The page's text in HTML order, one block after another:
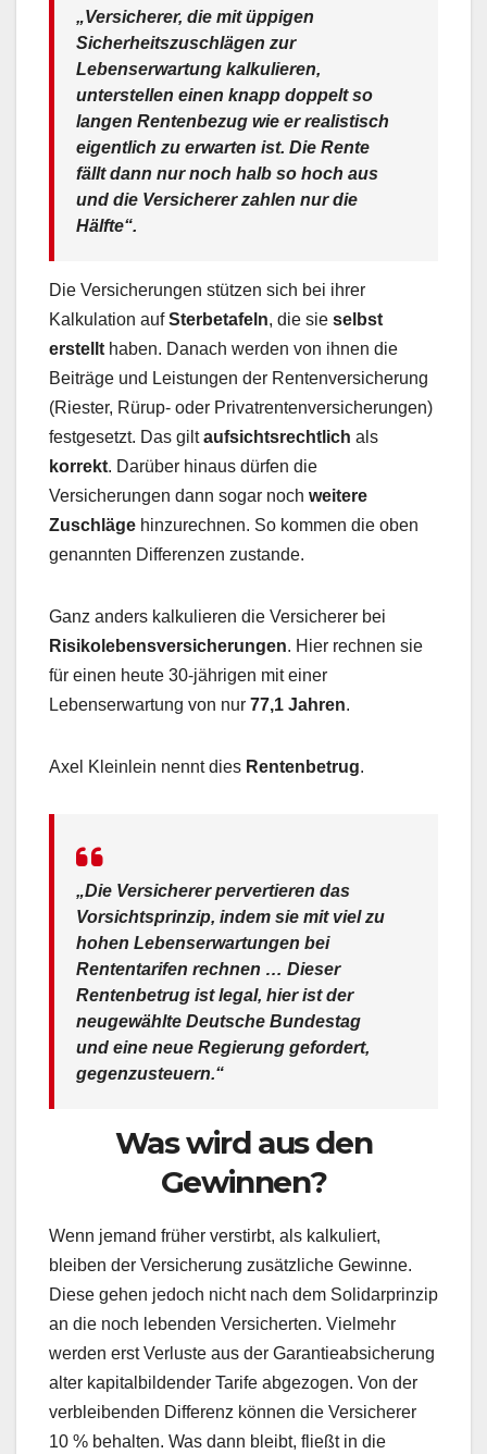
„Versicherer, die mit üppigen
Sicherheitszuschlägen zur
Lebenserwartung kalkulieren,
unterstellen einen knapp doppelt so
langen Rentenbezug wie er realistisch
eigentlich zu erwarten ist. Die Rente
fällt dann nur noch halb so hoch aus
und die Versicherer zahlen nur die
Hälfte“.
Die Versicherungen stützen sich bei ihrer
Kalkulation aufSterbetafeln, die sie selbst
erstellt haben. Danach werden von ihnen die
Beiträge und Leistungen der Rentenversicherung
(Riester, Rürup- oder Privatrentenversicherungen)
festgesetzt. Das giltaufsichtsrechtlich als
korrekt. Darüber hinaus dürfen die
Versicherungen dann sogar noch weitere
Zuschläge hinzurechnen. So kommen die oben
genannten Differenzen zustande.
Ganz anders kalkulieren die Versicherer bei
Risikolebensversicherungen. Hier rechnen sie
für einen heute 30-jährigen mit einer
Lebenserwartung von nur 77,1 Jahren.
Axel Kleinlein nennt dies Rentenbetrug.
„Die Versicherer pervertieren das
Vorsichtsprinzip, indem sie mit viel zu
hohen Lebenserwartungen bei
Rententarifen rechnen … Dieser
Rentenbetrug ist legal, hier ist der
neugewählte Deutsche Bundestag
und eine neue Regierung gefordert,
gegenzusteuern.“
Was wird aus den
Gewinnen?
Wenn jemand früher verstirbt, als kalkuliert,
bleiben der Versicherung zusätzliche Gewinne.
Diese gehen jedoch nicht nach dem Solidarprinzip
an die noch lebenden Versicherten. Vielmehr
werden erst Verluste aus der Garantieabsicherung
alter kapitalbildender Tarife abgezogen. Von der
verbleibenden Differenz können die Versicherer
10 % behalten. Was dann bleibt, fließt in die